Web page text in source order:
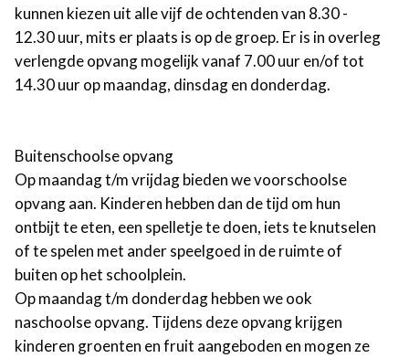
kunnen kiezen uit alle vijf de ochtenden van 8.30 -
12.30 uur, mits er plaats is op de groep. Er is in overleg
verlengde opvang mogelijk vanaf 7.00 uur en/of tot
14.30 uur op maandag, dinsdag en donderdag.
Buitenschoolse opvang
Op maandag t/m vrijdag bieden we voorschoolse
opvang aan. Kinderen hebben dan de tijd om hun
ontbijt te eten, een spelletje te doen, iets te knutselen
of te spelen met ander speelgoed in de ruimte of
buiten op het schoolplein.
Op maandag t/m donderdag hebben we ook
naschoolse opvang. Tijdens deze opvang krijgen
kinderen groenten en fruit aangeboden en mogen ze